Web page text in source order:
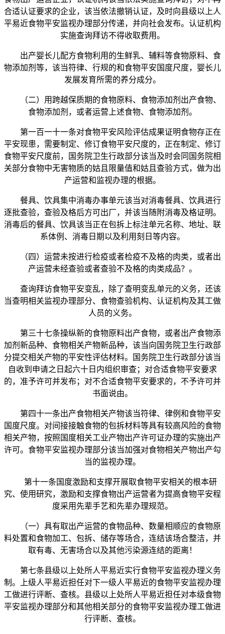
合适认证要求的企业，该当依法撤销认证，及时向县级以上人
平易近食物平安监视办理部分传递，并向社会发布。认证机构
实施查询拜访不得收取费用。
出产婴长儿配方食物利用的生鲜乳、辅料等食物原料、食
物添加剂等，该当符律、行规的和食物平安国度尺度，婴长儿
发展发育所需的养分成分。
（二）用跨越保质期的食物原料、食物添加剂出产食物、
食物添加剂，或者运营上述食物、食物添加剂。
第一百一十一条对食物平安风险评估成果证明食物存正在
平安现患，需要制定、修订食物平安尺度的，正在制定、修订
食物平安尺度前，国务院卫生行政部分该当及时会同国务院相
关部分食物中无害物质的姑且限量值和姑且查验方式，做为出
产运营和监视办理的根据。
餐具、饮具集中消毒办事单元该当对消毒餐具、饮具进行
逐批查验，查验及格后方可出厂，并该当随附消毒及格证明。
消毒后的餐具、饮具该当正在包拆上标注单元名称、地址、联
系体例、消毒日期以及利用刻日等内容。
（四）运营未按进行检疫或者检疫不及格的肉类，或者出
产运营未经查验或者查验不及格的肉类成品？。
查询拜访食物平安变乱，除了查明变乱单元的义务，还该
当查明相关监视办理部分、食物查验机构、认证机构及其工做
人员的义务。
第三十七条操纵新的食物原料出产食物，或者出产食物添
加剂新品种、食物相关产物新品种，该当向国务院卫生行政部
分提交相关产物的平安性评估材料。国务院卫生行政部分该当
自收到申请之日起六十日内组织审查；对合适食物平安要求
的，准予许可并发布；对不合适食物平安要求的，不予许可并
书面说由。
第四十一条出产食物相关产物该当符律、律例和食物平安
国度尺度。对间接接触食物的包拆材料等具有较高风险的食物
相关产物，按照国度相关工业产物出产许可证办理的实施出产
许可。食物平安监视办理部分该当加强对食物相关产物出产勾
当的监视办理。
第十一条国度激励和支撑开展取食物平安相关的根本研
究、使用研究，激励和支撑食物出产运营者为提高食物平安程
度采用先辈手艺和先辈办理规范。
（一）具有取出产运营的食物品种、数量相顺应的食物原
料处置和食物加工、包拆、储存等场合，连结该场合整洁，并
取有毒、无害场合以及其他污染源连结的距离！
第七条县级以上处所人平易近实行食物平安监视办理义务
制。上级人平易近担任对下一级人平易近的食物平安监视办理
工做进行评断、查核。县级以上处所人平易近担任对本级食物
平安监视办理部分和其他相关部分的食物平安监视办理工做进
行评断、查核。